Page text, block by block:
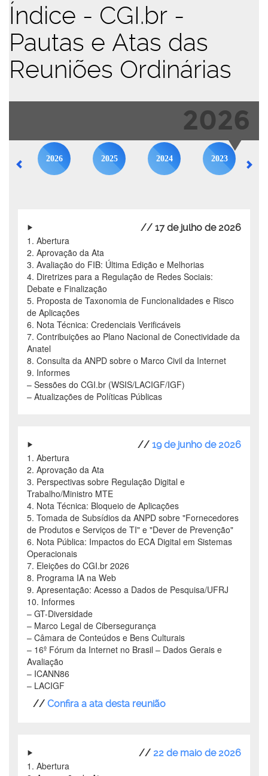
Índice - CGI.br -
Pautas e Atas das
Reuniões Ordinárias
2026
2026 2025 2024 2023
// 17 de julho de 2026
1. Abertura
2. Aprovação da Ata
3. Avaliação do FIB: Última Edição e Melhorias
4. Diretrizes para a Regulação de Redes Sociais:
Debate e Finalização
5. Proposta de Taxonomia de Funcionalidades e Risco
de Aplicações
6. Nota Técnica: Credenciais Verificáveis
7. Contribuições ao Plano Nacional de Conectividade da
Anatel
8. Consulta da ANPD sobre o Marco Civil da Internet
9. Informes
– Sessões do CGI.br (WSIS/LACIGF/IGF)
– Atualizações de Políticas Públicas
// 19 de junho de 2026
1. Abertura
2. Aprovação da Ata
3. Perspectivas sobre Regulação Digital e
Trabalho/Ministro MTE
4. Nota Técnica: Bloqueio de Aplicações
5. Tomada de Subsídios da ANPD sobre "Fornecedores
de Produtos e Serviços de TI" e "Dever de Prevenção"
6. Nota Pública: Impactos do ECA Digital em Sistemas
Operacionais
7. Eleições do CGI.br 2026
8. Programa IA na Web
9. Apresentação: Acesso a Dados de Pesquisa/UFRJ
10. Informes
– GT-Diversidade
– Marco Legal de Cibersegurança
– Câmara de Conteúdos e Bens Culturais
– 16º Fórum da Internet no Brasil – Dados Gerais e
Avaliação
– ICANN86
– LACIGF
// Confira a ata desta reunião
// 22 de maio de 2026
1. Abertura